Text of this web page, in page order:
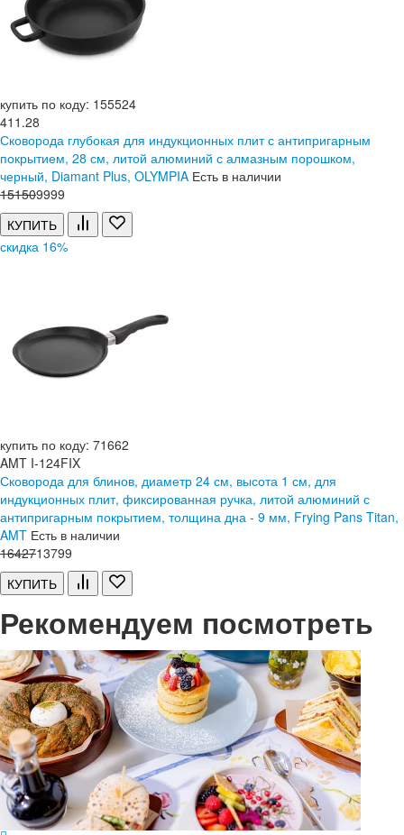
купить по коду: 155524
411.28
Сковорода глубокая для индукционных плит с антипригарным
покрытием, 28 см, литой алюминий с алмазным порошком,
черный, Diamant Plus, OLYMPIA Есть в наличии
151509999
КУПИТЬ
скидка 16%
купить по коду: 71662
AMT I-124FIX
Сковорода для блинов, диаметр 24 см, высота 1 см, для
индукционных плит, фиксированная ручка, литой алюминий с
антипригарным покрытием, толщина дна - 9 мм, Frying Pans Titan,
AMT Есть в наличии
1642713799
КУПИТЬ
Рекомендуем посмотреть